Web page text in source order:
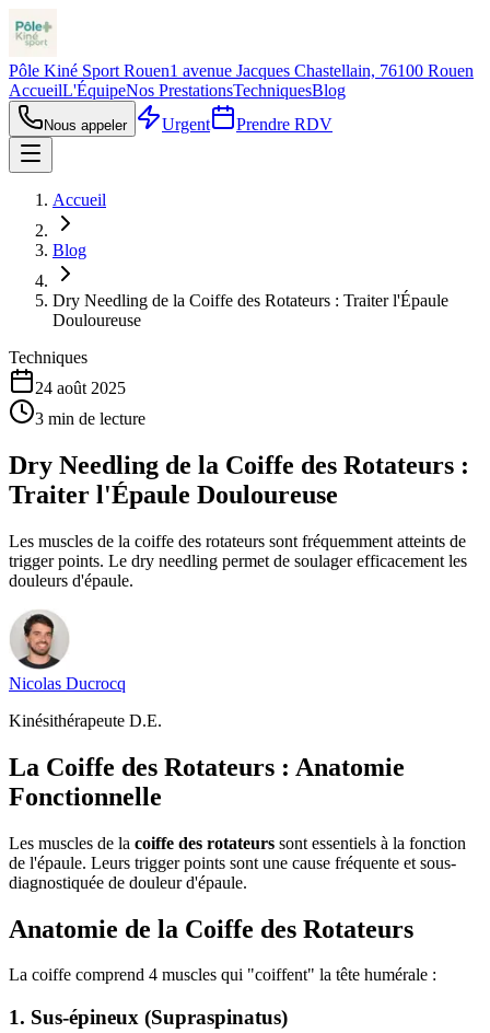
Pôle Kiné Sport Rouen1 avenue Jacques Chastellain, 76100 Rouen
AccueilL'ÉquipeNos PrestationsTechniquesBlog
Nous appeler Urgent Prendre RDV
Accueil
Blog
Dry Needling de la Coiffe des Rotateurs : Traiter l'Épaule
Douloureuse
Techniques
24 août 2025
3 min de lecture
Dry Needling de la Coiffe des Rotateurs :
Traiter l'Épaule Douloureuse
Les muscles de la coiffe des rotateurs sont fréquemment atteints de
trigger points. Le dry needling permet de soulager efficacement les
douleurs d'épaule.
Nicolas Ducrocq
Kinésithérapeute D.E.
La Coiffe des Rotateurs : Anatomie
Fonctionnelle
Les muscles de la coiffe des rotateurs sont essentiels à la fonction
de l'épaule. Leurs trigger points sont une cause fréquente et sous-
diagnostiquée de douleur d'épaule.
Anatomie de la Coiffe des Rotateurs
La coiffe comprend 4 muscles qui "coiffent" la tête humérale :
1. Sus-épineux (Supraspinatus)